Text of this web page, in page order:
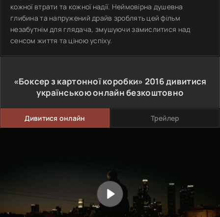
кожної втрати та кожної надії. Неймовірна душевна
глибина та напружений драйв зроблять цей фільм
незабутнім для глядача, змушуючи замислитися над
сенсом життя та ціною успіху.
«Боксер з картонної коробки» 2016дивитися
українською онлайн безкоштовно
Дивитися онлайн Трейлер